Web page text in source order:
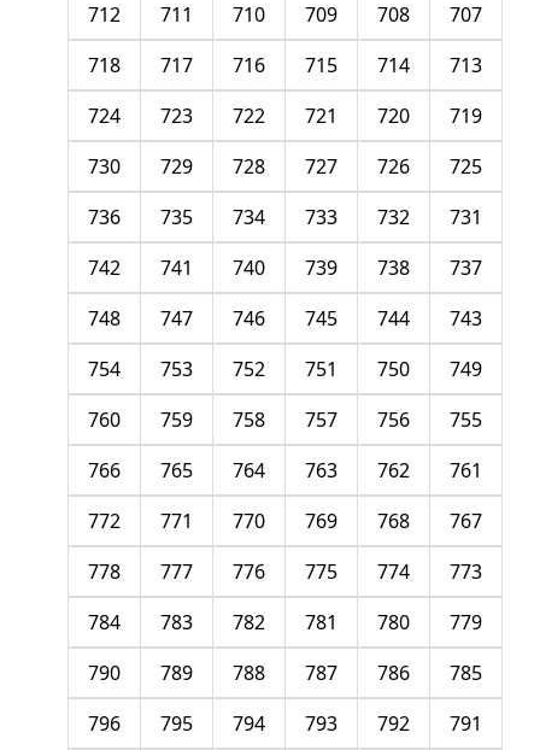
707
708
709
710
711
712
713
714
715
716
717
718
719
720
721
722
723
724
725
726
727
728
729
730
731
732
733
734
735
736
737
738
739
740
741
742
743
744
745
746
747
748
749
750
751
752
753
754
755
756
757
758
759
760
761
762
763
764
765
766
767
768
769
770
771
772
773
774
775
776
777
778
779
780
781
782
783
784
785
786
787
788
789
790
791
792
793
794
795
796